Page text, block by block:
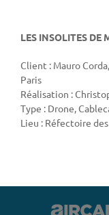
LES INSOLITES DE
Client : Mauro
Paris
Réalisation :
Type : Drone,
Lieu : Réfectoire